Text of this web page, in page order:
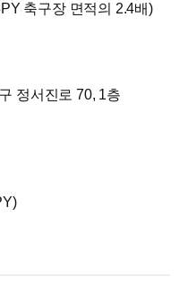
축구장 면적의 2.4배)
정서진로 70, 1층